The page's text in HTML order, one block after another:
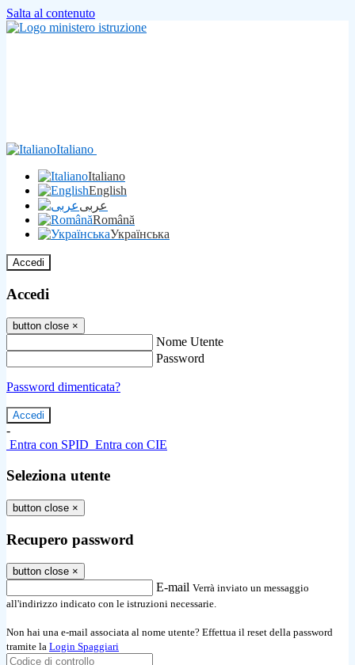
Salta al contenuto
Italiano
Italiano
English
عربى
Română
Українська
Accedi
Accedi
button close ×
Nome Utente
Password
Password dimenticata?
-
Entra con SPID Entra con CIE
Seleziona utente
button close ×
Recupero password
button close ×
E-mail Verrà inviato un messaggio
all'indirizzo indicato con le istruzioni necessarie.
Non hai una e-mail associata al nome utente? Effettua il reset della password
tramite la Login Spaggiari